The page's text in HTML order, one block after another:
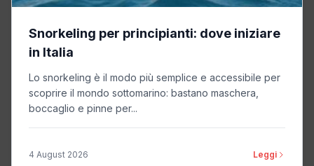
Snorkeling per principianti: dove iniziare
in Italia
Lo snorkeling è il modo più semplice e accessibile per
scoprire il mondo sottomarino: bastano maschera,
boccaglio e pinne per...
4 August 2026 Leggi